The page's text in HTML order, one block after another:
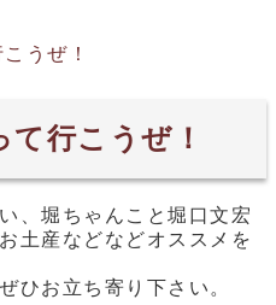
うぜ！
行こうぜ！
、堀ちゃんこと堀口文宏
土産­などなどオススメを
ひお立ち寄り­下さい。